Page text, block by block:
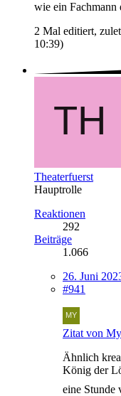
wie ein Fachmann
2 Mal editiert,
10:39)
Theaterfuerst
Hauptrolle
Reaktionen
292
Beiträge
1.066
26. Juni
#941
Zitat von
Ähnlich
König der
eine Stunde